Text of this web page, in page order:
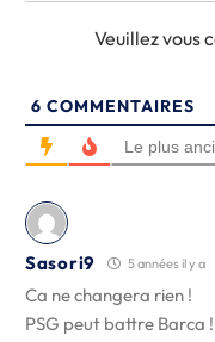
Veuillez vous
6 COMMENTAIRES
Le plus
Sasori9 5 années il y a
Ca ne changera rien !
PSG peut battre Barca